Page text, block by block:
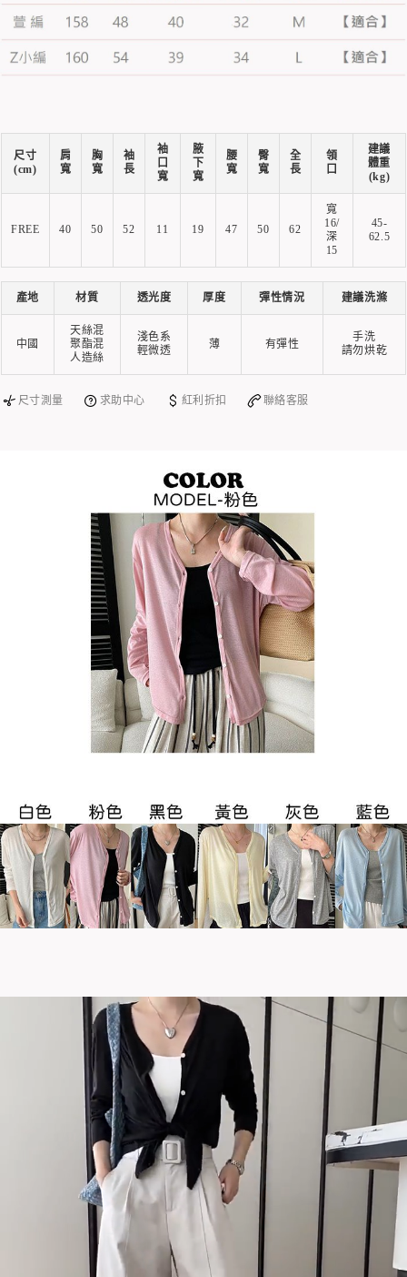
尺寸
(cm)
肩
寬
胸
寬
袖
長
袖
口
寬
腋
下
寬
腰
寬
臀
寬
全
長
領
口
建議
體重
(kg)
FREE 40 50 52 11 19 47 50 62
寬
16/
深
15
45-
62.5
產地 材質 透光度 厚度 彈性情況 建議洗滌
中國
天絲混
聚酯混
人造絲
淺色系
輕微透
薄 有彈性
手洗
請勿烘乾
尺寸測量 求助中心 紅利折扣 聯絡客服